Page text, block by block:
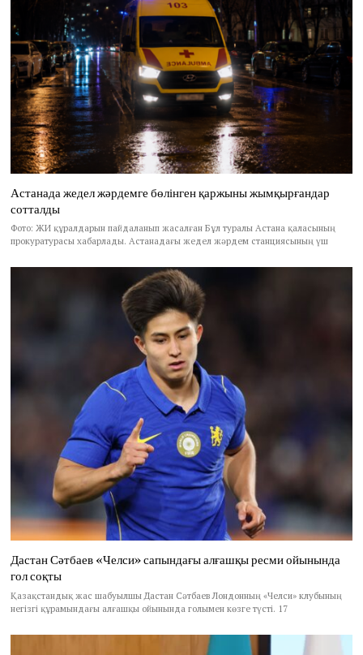
Астанада жедел жәрдемге бөлінген қаржыны жымқырғандар
сотталды
Фото: ЖИ құралдарын пайдаланып жасалған Бұл туралы Астана қаласының
прокуратурасы хабарлады. Астанадағы жедел жәрдем станциясының үш
Дастан Сәтбаев «Челси» сапындағы алғашқы ресми ойынында
гол соқты
Қазақстандық жас шабуылшы Дастан Сәтбаев Лондонның «Челси» клубының
негізгі құрамындағы алғашқы ойынында голымен көзге түсті. 17